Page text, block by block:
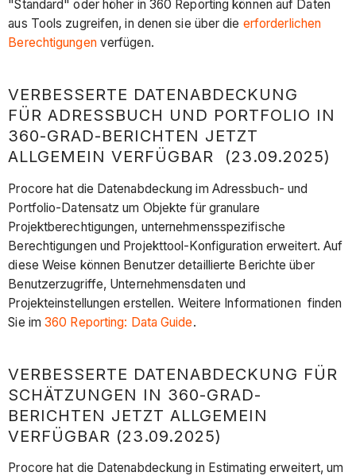
"Standard" oder höher in 360 Reporting können auf Daten
aus Tools zugreifen, in denen sie über die erforderlichen
Berechtigungenverfügen.
VERBESSERTE DATENABDECKUNG
FÜR ADRESSBUCH UND PORTFOLIO IN
360-GRAD-BERICHTEN JETZT
ALLGEMEIN VERFÜGBAR (23.09.2025)
Procore hat die Datenabdeckung im Adressbuch- und
Portfolio-Datensatz um Objekte für granulare
Projektberechtigungen, unternehmensspezifische
Berechtigungen und Projekttool-Konfiguration erweitert. Auf
diese Weise können Benutzer detaillierte Berichte über
Benutzerzugriffe, Unternehmensdaten und
Projekteinstellungen erstellen. Weitere Informationen finden
Sie im360 Reporting: Data Guide.
VERBESSERTE DATENABDECKUNG FÜR
SCHÄTZUNGEN IN 360-GRAD-
BERICHTEN JETZT ALLGEMEIN
VERFÜGBAR (23.09.2025)
Procore hat die Datenabdeckung in Estimating erweitert, um